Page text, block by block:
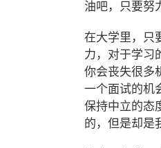
油吧，只要努
在大学里，只
力，对于学习
你会丧失很多
一个面试的机
保持中立的态
的，但是却是